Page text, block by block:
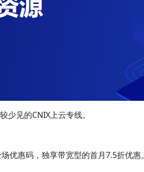
见的CNIX上云专线。
优惠码，独享带宽型的首月7.5折优惠。